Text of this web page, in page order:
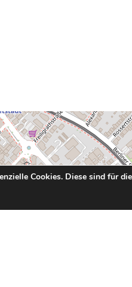
Cookies. Diese sind für